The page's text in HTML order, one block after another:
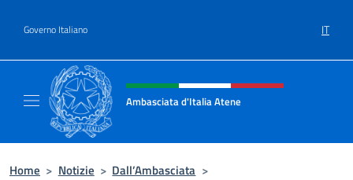
Governo Italiano IT
Intestazione sito, social e menù
Ambasciata d'Italia Atene
Home > Notizie > Dall’Ambasciata >